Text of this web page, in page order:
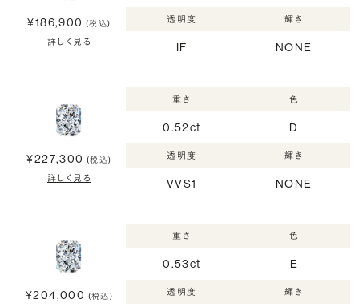
¥186,900 (税込)
詳しく見る
透明度
IF
輝き
NONE
¥227,300 (税込)
詳しく見る
重さ
0.52ct
色
D
透明度
VVS1
輝き
NONE
¥204,000 (税込)
重さ
0.53ct
色
E
透明度 輝き